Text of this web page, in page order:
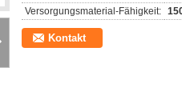
Versorgungsmaterial-Fähigkeit:
Kontakt